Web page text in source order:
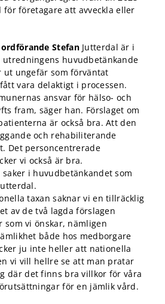
företagare att avveckla eller
StefanJutterdal är i
huvudbetänkande
ut ungefär som förväntat
vara delaktigt i processen.
ansvar för hälso- och
fram, säger han. Förslaget om
är också bra. Att den
och rehabiliterande
Det personcentrerade
vi också är bra.
i huvudbetänkandet som
taxan saknar vi en tillräcklig
av de två lagda förslagen
vi önskar, nämligen
både hos medborgare
ju inte heller att nationella
vi vill hellre se att man pratar
där det finns bra villkor för våra
för en jämlik vård.